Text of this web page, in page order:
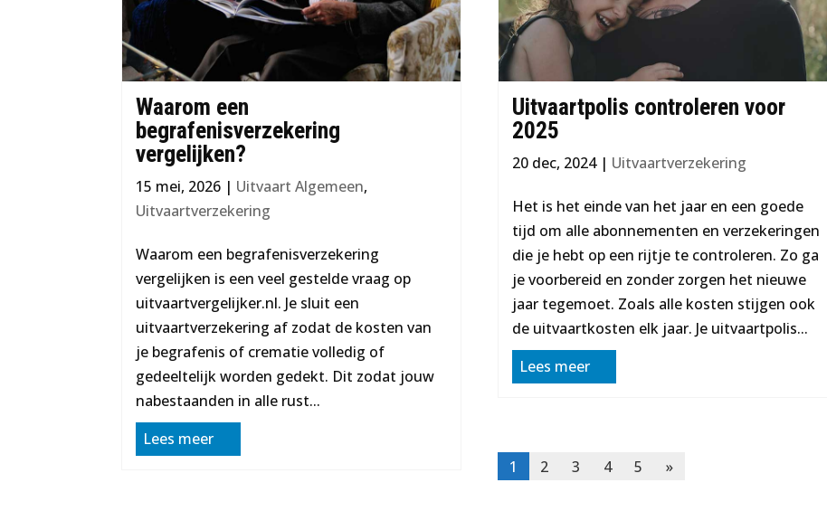
Waarom een
begrafenisverzekering
vergelijken?
15 mei, 2026 | Uitvaart Algemeen,
Uitvaartverzekering
Waarom een begrafenisverzekering
vergelijken is een veel gestelde vraag op
uitvaartvergelijker.nl. Je sluit een
uitvaartverzekering af zodat de kosten van
je begrafenis of crematie volledig of
gedeeltelijk worden gedekt. Dit zodat jouw
nabestaanden in alle rust...
Lees meer
Uitvaartpolis controleren voor
2025
20 dec, 2024| Uitvaartverzekering
Het is het einde van het jaar en een goede
tijd om alle abonnementen en verzekeringen
die je hebt op een rijtje te controleren. Zo ga
je voorbereid en zonder zorgen het nieuwe
jaar tegemoet. Zoals alle kosten stijgen ook
de uitvaartkosten elk jaar. Je uitvaartpolis...
Lees meer
1 2 3 4 5 »